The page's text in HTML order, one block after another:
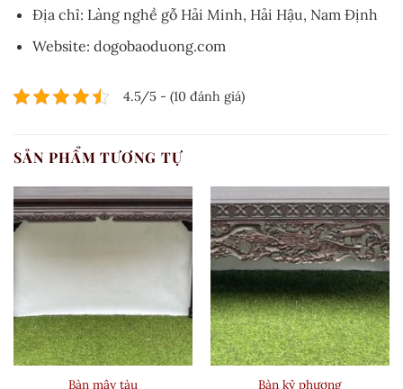
Địa chỉ: Làng nghề gỗ Hải Minh, Hải Hậu, Nam Định
Website: dogobaoduong.com
4.5/5 - (10 đánh giá)
SẢN PHẨM TƯƠNG TỰ
Bàn mây tàu
Bàn kỷ phượng